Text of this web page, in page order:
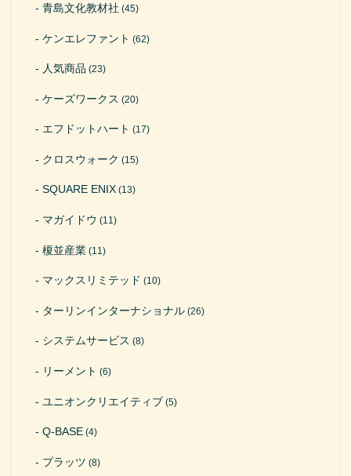
青島文化教材社 (45)
ケンエレファント (62)
人気商品 (23)
ケーズワークス (20)
エフドットハート (17)
クロスウォーク (15)
SQUARE ENIX (13)
マガイドウ (11)
榎並産業 (11)
マックスリミテッド (10)
ターリンインターナショナル (26)
システムサービス (8)
リーメント (6)
ユニオンクリエイティブ (5)
Q-BASE (4)
プラッツ (8)